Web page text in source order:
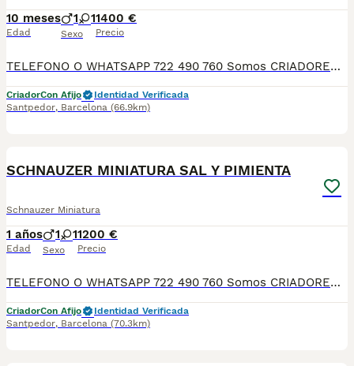
10 meses
Edad
1 1
Sexo
1400 €
Precio
TELEFONO O WHATSAPP 722 490 760 Somos CRIADORES PROFESIONALES, CON NÚCLEO ZOOLÓGICO PROPIO. Seleccionamos para tener los mejores ejemplares tanto a nivel morfología como a nivel de salud y comportamiento. Nuestros cachorros crecen en un ambiente familiar, con unas condiciones higiénico-sanitarias excepcionales y totalmente socializados, tanto con otros animales como con las personas, para garantizar su bienestar animal. No dudes en consultar sobre disponibilidad de entrega, reserva y sus características, Nuestros cachorros se entregan: DESPARASITADOS INTERNA Y EXTERNAMENTE CON SUS VACUNAS AL DÍA CORRESPONDIENTES POR EDAD CARTILLA DE VACUNACIÓN Y GARANTIA COMPLETA DE SALUD ( VÍRICAS, GENÉTICAS Y HEREDITARIASñ) POR ESCRITO! PARA MAS INFORMACIÓN, FOTOS/VIDEOS O CONSULTAS LLAMANOS O ESCRIBENOS POR WHATSAPP AL 722 490 760 POSIBILIDAD DE ENTREGA PERSONALIZADA A DOMICILIO EN TODO EL TERRITORIO NACIONAL.
CriadorCon Afijo
Identidad Verificada
Santpedor, Barcelona (66.9km)
SCHNAUZER MINIATURA SAL Y PIMIENTA
Schnauzer Miniatura
1 años
Edad
1 1
Sexo
1200 €
Precio
TELEFONO O WHATSAPP 722 490 760 Somos CRIADORES PROFESIONALES, CON NÚCLEO ZOOLÓGICO PROPIO. Seleccionamos para tener los mejores ejemplares tanto a nivel morfología como a nivel de salud y comportamiento. Nuestros cachorros crecen en un ambiente familiar, con unas condiciones higiénico-sanitarias excepcionales y totalmente socializados, tanto con otros animales como con las personas, para garantizar su bienestar animal. No dudes en consultar sobre disponibilidad de entrega, reserva y sus características, Nuestros cachorros se entregan: DESPARASITADOS INTERNA Y EXTERNAMENTE CON SUS VACUNAS AL DÍA CORRESPONDIENTES POR EDAD CARTILLA DE VACUNACIÓN Y GARANTIA COMPLETA DE SALUD ( VÍRICAS, GENÉTICAS Y HEREDITARIAS) POR ESCRITO! PARA MAS INFORMACIÓN, FOTOS/VIDEOS O CONSULTAS LLAMANOS O ESCRIBENOS POR WHATSAPP AL 722 490 760 POSIBILIDAD DE ENTREGA PERSONALIZADA A DOMICILIO EN TODO EL TERRITORIO NACIONAL.
CriadorCon Afijo
Identidad Verificada
Santpedor, Barcelona (70.3km)